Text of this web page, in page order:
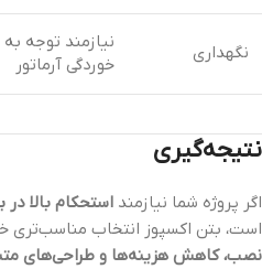
نگهداری
نیازمند توجه به
خوردگی آرماتور
نتیجه‌گیری
اگر پروژه شما نیازمند استحکام بالا
است، بتن اکسپوز انتخاب مناسب‌تری
نصب، کاهش هزینه‌ها و طراحی‌های